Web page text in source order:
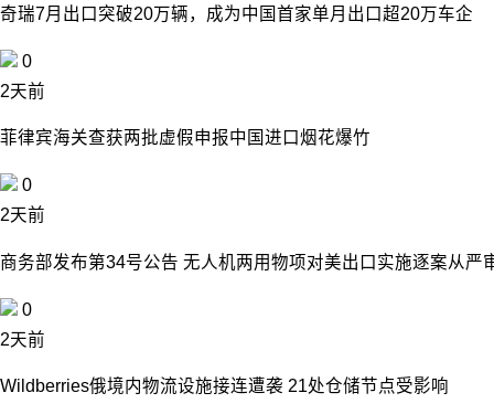
奇瑞7月出口突破20万辆，成为中国首家单月出口超20万车企
0
2天前
菲律宾海关查获两批虚假申报中国进口烟花爆竹
0
2天前
商务部发布第34号公告 无人机两用物项对美出口实施逐案从严
0
2天前
Wildberries俄境内物流设施接连遭袭 21处仓储节点受影响